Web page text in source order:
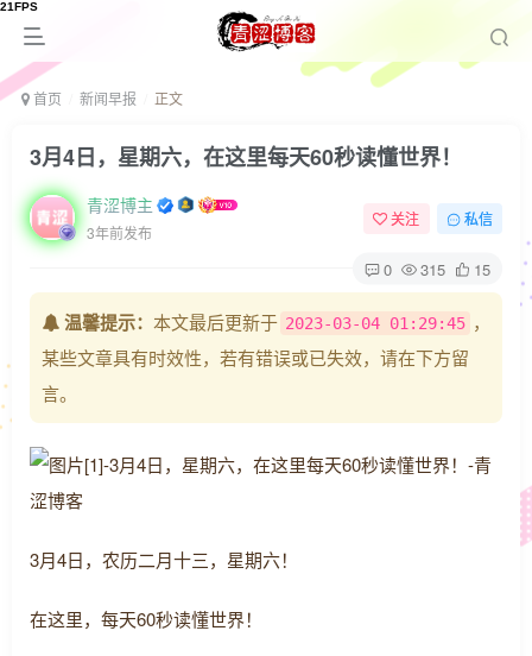
首页 新闻早报 正文
3月4日，星期六，在这里每天60秒读懂世界！
青涩博主
3年前发布
关注 私信
0 315 15
温馨提示： 本文最后更新于 2023-03-04 01:29:45 ，
某些文章具有时效性，若有错误或已失效，请在下方留
言。
3月4日，农历二月十三，星期六！
在这里，每天60秒读懂世界！